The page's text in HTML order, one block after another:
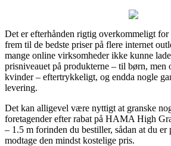
Det er efterhånden rigtig overkommeligt
frem til de bedste priser på flere internet
mange online virksomheder ikke kunne
prisniveauet på produkterne – til børn, men
kvinder – eftertrykkeligt, og endda nogle
levering.
Det kan alligevel være nyttigt at granske
foretagender efter rabat på HAMA High
– 1.5 m forinden du bestiller, sådan at du er
modtage den mindst kostelige pris.